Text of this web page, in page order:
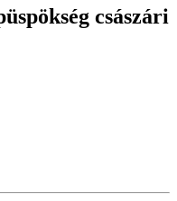
császári